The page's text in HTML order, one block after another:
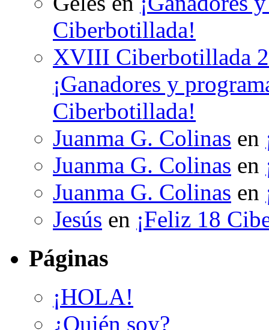
Ciberbotillada!
XVIII Ciberbotillada
¡Ganadores y
Ciberbotillada!
Juanma G. Colinas en
Juanma G. Colinas en
Juanma G. Colinas en
Jesús en ¡Feliz 18
Páginas
¡HOLA!
¿Quién soy?